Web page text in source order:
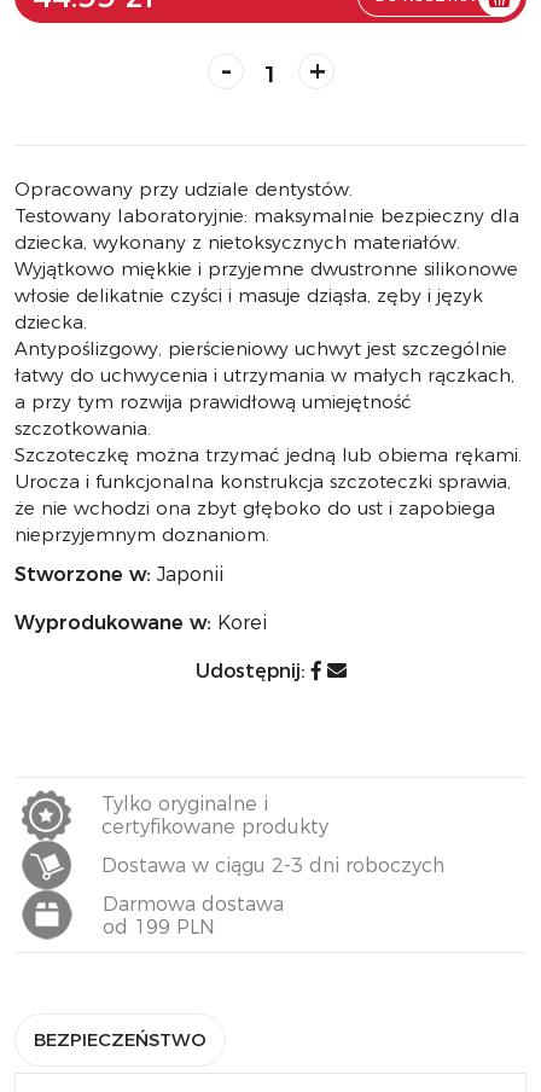
- +
Opracowany przy udziale dentystów.
Testowany laboratoryjnie: maksymalnie bezpieczny dla
dziecka, wykonany z nietoksycznych materiałów.
Wyjątkowo miękkie i przyjemne dwustronne silikonowe
włosie delikatnie czyści i masuje dziąsła, zęby i język
dziecka.
Antypoślizgowy, pierścieniowy uchwyt jest szczególnie
łatwy do uchwycenia i utrzymania w małych rączkach,
a przy tym rozwija prawidłową umiejętność
szczotkowania.
Szczoteczkę można trzymać jedną lub obiema rękami.
Urocza i funkcjonalna konstrukcja szczoteczki sprawia,
że nie wchodzi ona zbyt głęboko do ust i zapobiega
nieprzyjemnym doznaniom.
Stworzone w: Japonii
Wyprodukowane w: Korei
Udostępnij:
Tylko oryginalne i
certyfikowane produkty
Dostawa w ciągu 2-3 dni roboczych
Darmowa dostawa
od 199 PLN
BEZPIECZEŃSTWO